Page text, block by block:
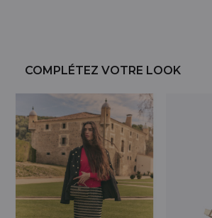
COMPLÉTEZ VOTRE LOOK